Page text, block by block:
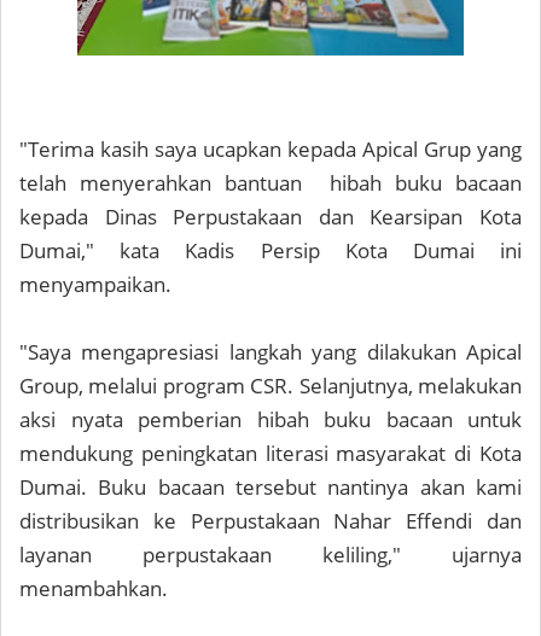
"Terima kasih saya ucapkan kepada Apical Grup yang
telah menyerahkan bantuan hibah buku bacaan
kepada Dinas Perpustakaan dan Kearsipan Kota
Dumai," kata Kadis Persip Kota Dumai ini
menyampaikan.
"Saya mengapresiasi langkah yang dilakukan Apical
Group, melalui program CSR. Selanjutnya, melakukan
aksi nyata pemberian hibah buku bacaan untuk
mendukung peningkatan literasi masyarakat di Kota
Dumai. Buku bacaan tersebut nantinya akan kami
distribusikan ke Perpustakaan Nahar Effendi dan
layanan perpustakaan keliling," ujarnya
menambahkan.